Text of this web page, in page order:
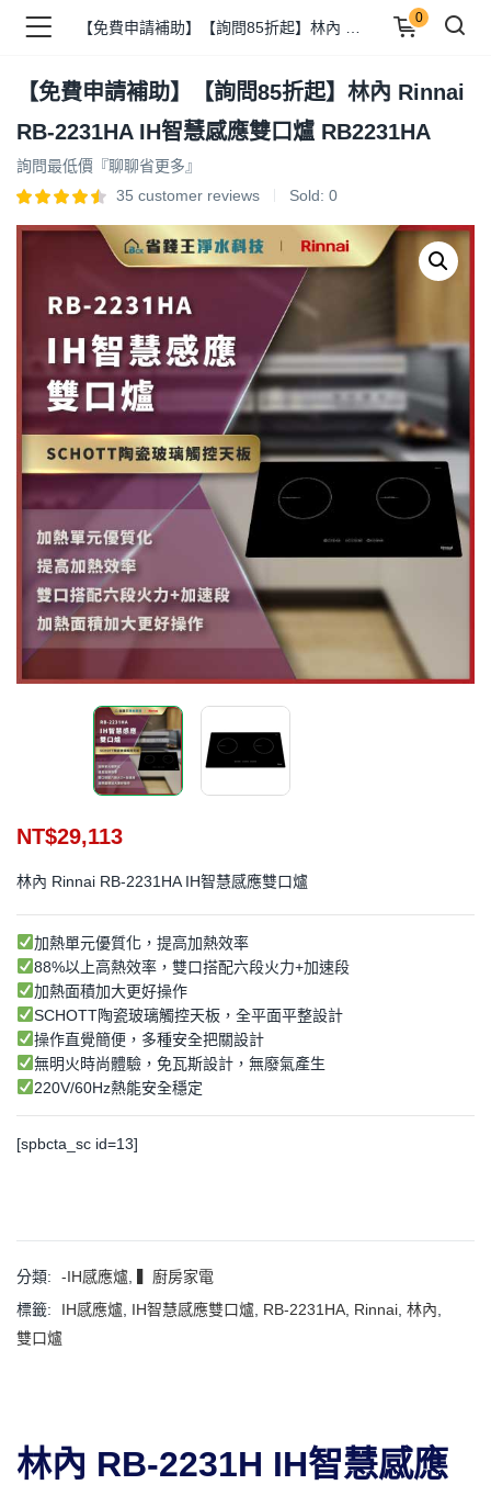
)
)
0
【免費申請補助】【詢問85折起】林內 Rinnai
RB-2231HA IH智慧感應雙口爐 RB2231HA
詢問最低價『聊聊省更多』
35 customer reviews Sold: 0
NT$29,113
林內 Rinnai RB-2231HA IH智慧感應雙口爐
加熱單元優質化，提高加熱效率
88%以上高熱效率，雙口搭配六段火力+加速段
加熱面積加大更好操作
SCHOTT陶瓷玻璃觸控天板，全平面平整設計
操作直覺簡便，多種安全把關設計
無明火時尚體驗，免瓦斯設計，無廢氣產生
220V/60Hz熱能安全穩定
[spbcta_sc id=13]
分類: -IH感應爐
▍廚房家電
標籤:
IH感應爐 IH智慧感應雙口爐 RB-2231HA Rinnai 林內
雙口爐
林內 RB-2231H IH智慧感應